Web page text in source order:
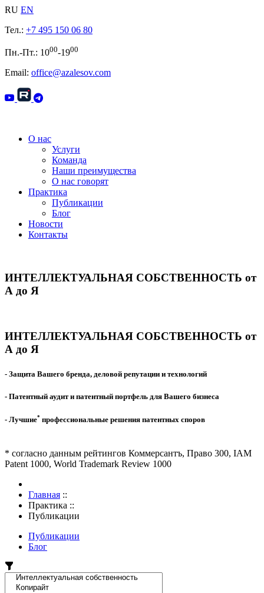
RU EN
Тел.: +7 495 150 06 80
Пн.-Пт.: 1000-1900
Email: office@azalesov.com
О нас
Услуги
Команда
Наши преимущества
О нас говорят
Практика
Публикации
Блог
Новости
Контакты
ИНТЕЛЛЕКТУАЛЬНАЯ СОБСТВЕННОСТЬ от
А до Я
ИНТЕЛЛЕКТУАЛЬНАЯ СОБСТВЕННОСТЬ от
А до Я
- Защита Вашего бренда, деловой репутации и технологий
- Патентный аудит и патентный портфель для Вашего бизнеса
- Лучшие* профессиональные решения патентных споров
* согласно данным рейтингов Коммерсантъ, Право 300, IAM
Patent 1000, World Trademark Review 1000
Главная ::
Практика ::
Публикации
Публикации
Блог